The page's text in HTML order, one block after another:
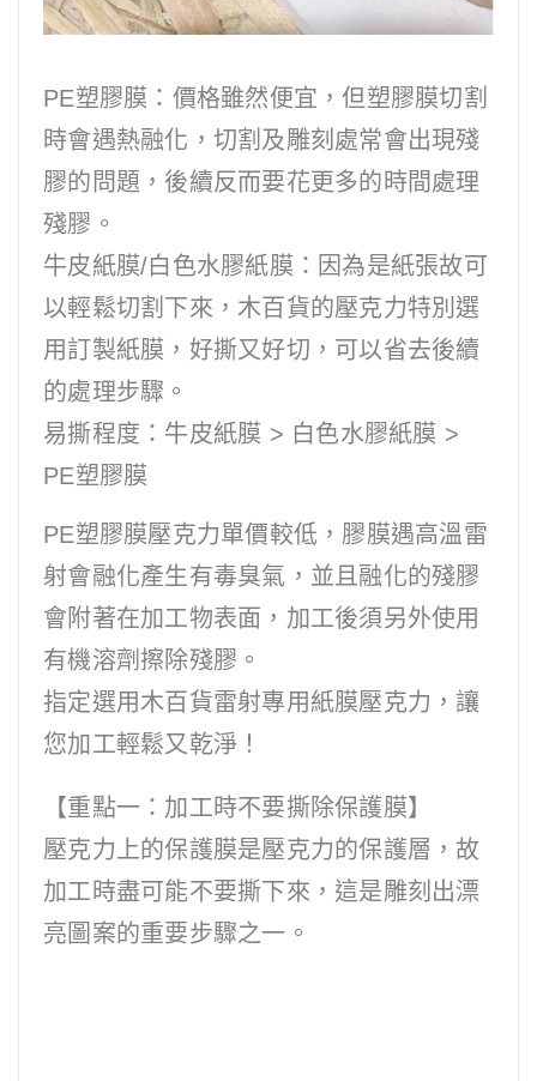
PE塑膠膜：價格雖然便宜，但塑膠膜切割
時會遇熱融化，切割及雕刻處常會出現殘
膠的問題，後續反而要花更多的時間處理
殘膠。
牛皮紙膜/白色水膠紙膜：因為是紙張故可
以輕鬆切割下來，木百貨的壓克力特別選
用訂製紙膜，好撕又好切，可以省去後續
的處理步驟。
易撕程度：牛皮紙膜 > 白色水膠紙膜 >
PE塑膠膜
PE塑膠膜壓克力單價較低，膠膜遇高溫雷
射會融化產生有毒臭氣，並且融化的殘膠
會附著在加工物表面，加工後須另外使用
有機溶劑擦除殘膠。
指定選用木百貨雷射專用紙膜壓克力，讓
您加工輕鬆又乾淨！
【重點一：加工時不要撕除保護膜】
壓克力上的保護膜是壓克力的保護層，故
加工時盡可能不要撕下來，這是雕刻出漂
亮圖案的重要步驟之一。